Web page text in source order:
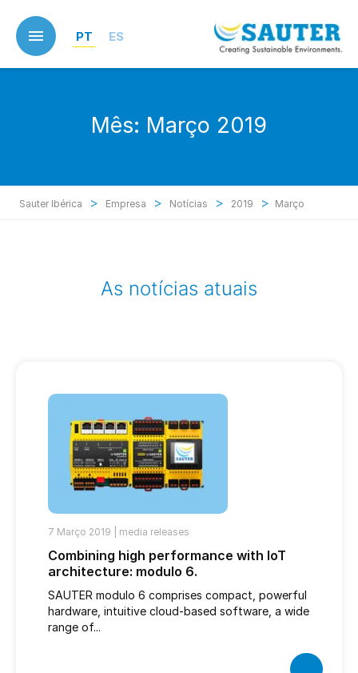
main
content
PT ES
Mês: Março 2019
Sauter Ibérica > Empresa > Notícias > 2019 > Março
As notícias atuais
7 Março 2019 | media releases
Combining high performance with IoT
architecture: modulo 6.
SAUTER modulo 6 comprises compact, powerful
hardware, intuitive cloud-based software, a wide
range of...